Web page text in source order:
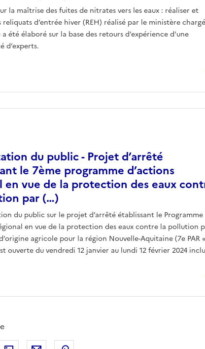
la maîtrise des fuites de nitrates vers les eaux : réaliser et
d’entrée hiver (REH) réalisé par le ministère
été élaboré sur la base des retours d’expérience d’une
d’experts.
du public - Projet d’arrêté
le 7ème programme d’actions
en vue de la protection des eaux
par (…)
du public sur le projet d’arrêté établissant le Programme
en vue de la protection des eaux contre la pollution
agricole pour la région Nouvelle-Aquitaine (7e PAR «
ouverte du vendredi 12 janvier au lundi 12 février 2024